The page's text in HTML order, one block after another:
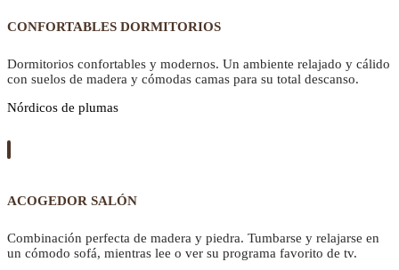
CONFORTABLES DORMITORIOS
Dormitorios confortables y modernos. Un ambiente relajado y cálido
con suelos de madera y cómodas camas para su total descanso.
Nórdicos de plumas
ACOGEDOR SALÓN
Combinación perfecta de madera y piedra. Tumbarse y relajarse en
un cómodo sofá, mientras lee o ver su programa favorito de tv.